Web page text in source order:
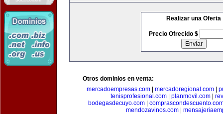
Realizar una Oferta
Precio Ofrecido $
Otros dominios en venta:
mercadoempresas.com| mercadoregional.com|
tenisprofesional.com
planmovil.com
bodegasdecuyo.com
mendozavinos.com|